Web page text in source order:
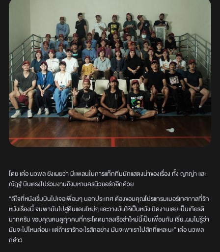
โดย เต๋อ นวพล ยังเผยว่า มีแพลนในการแท็กทีมนักแสดงนำของเรื่อง ทั้ง ญาญ่า และ
ณัฏฐ์ บินตรงไปร่วมงานถึงมหานครนิวยอร์กอีกด้วย
“ดีใจที่หนังเริ่มบินไปเจอเพื่อนๆ นอกประเทศ ต้องขอบคุณโปรแกรมเมอร์เทศกาลที่รัก
หนังเรื่องนี้ จนพามันไปสู่ดินแดนใหม่ๆ และวางมันให้เป็นหนังเปิดงานเลย เป็นเกียรติ
มากครับ ขอบคุณคนดูทุกคนที่กระโดดมาลงเรือลำใหม่นี้เป็นเพื่อนกัน เชี่ย..ผมไม่รู้ว่า
มันจะไปไหนต่อนะ แต่ถ้าเรารักอะไรสักอย่าง มันจะพาเราไปสักที่แหละนะ” เต๋อ นวพล
กล่าว